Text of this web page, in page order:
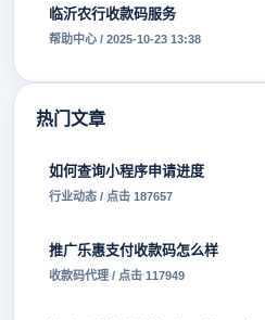
临沂农行收款码服务
帮助中心 / 2025-10-23 13:38
热门文章
如何查询小程序申请进度
行业动态 / 点击 187657
推广乐惠支付收款码怎么样
收款码代理 / 点击 117949